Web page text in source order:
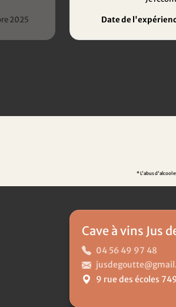
2025 Date de
* L'abus d'alcool
Cave à vins Jus
04 56 49 97 48
9 rue des écoles